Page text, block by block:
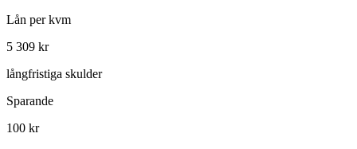
Lån per kvm
5 309 kr
långfristiga skulder
Sparande
100 kr